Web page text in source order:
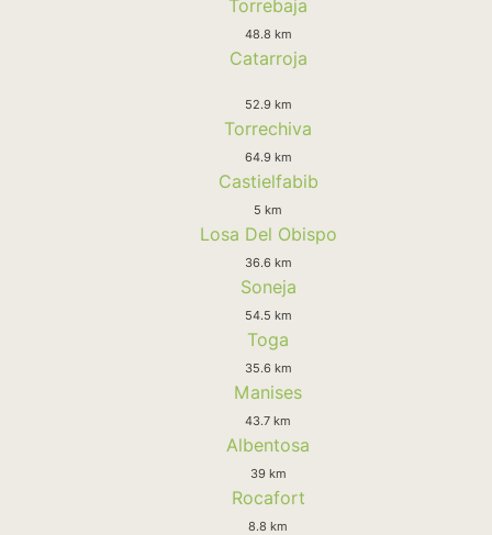
Torrebaja
48.8 km
Catarroja
52.9 km
Torrechiva
64.9 km
Castielfabib
5 km
Losa Del Obispo
36.6 km
Soneja
54.5 km
Toga
35.6 km
Manises
43.7 km
Albentosa
39 km
Rocafort
8.8 km